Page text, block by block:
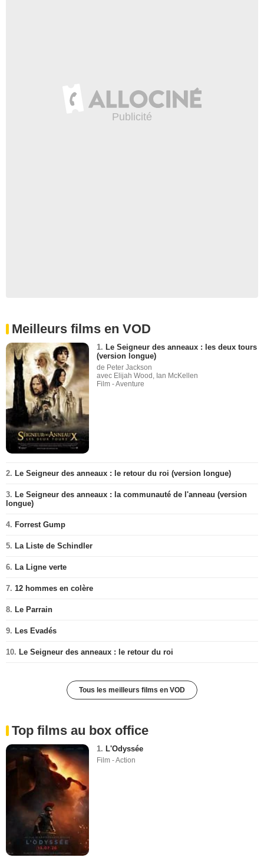
Meilleurs films en VOD
1. Le Seigneur des anneaux : les deux tours
(version longue)
de Peter Jackson
avec Elijah Wood, Ian McKellen
Film - Aventure
2. Le Seigneur des anneaux : le retour du roi (version longue)
3. Le Seigneur des anneaux : la communauté de l'anneau (version
longue)
4. Forrest Gump
5. La Liste de Schindler
6. La Ligne verte
7. 12 hommes en colère
8. Le Parrain
9. Les Evadés
10. Le Seigneur des anneaux : le retour du roi
Tous les meilleurs films en VOD
Top films au box office
1. L'Odyssée
Film - Action